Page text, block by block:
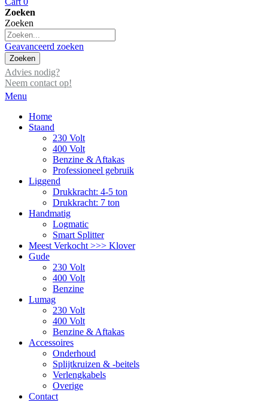
Zoeken
Zoeken
Geavanceerd zoeken
Zoeken
Advies nodig?
Neem contact op!
Menu
Home
Staand
230 Volt
400 Volt
Benzine & Aftakas
Professioneel gebruik
Liggend
Drukkracht: 4-5 ton
Drukkracht: 7 ton
Handmatig
Logmatic
Smart Splitter
Meest Verkocht >>> Klover
Gude
230 Volt
400 Volt
Benzine
Lumag
230 Volt
400 Volt
Benzine & Aftakas
Accessoires
Onderhoud
Splijtkruizen & -beitels
Verlengkabels
Overige
Contact